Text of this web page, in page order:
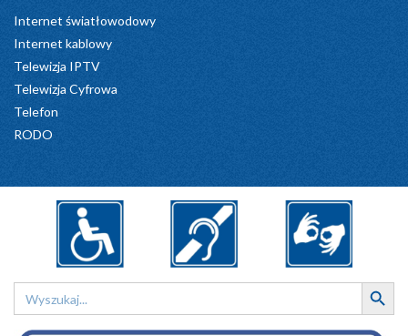
Internet światłowodowy
Internet kablowy
Telewizja IPTV
Telewizja Cyfrowa
Telefon
RODO
Search
for:
Search Button